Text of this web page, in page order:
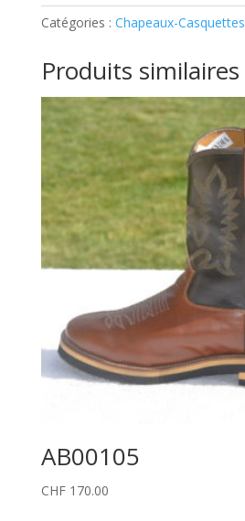
Catégories : Chapeaux-Casquettes
Produits similaires
AB00105
CHF170.00